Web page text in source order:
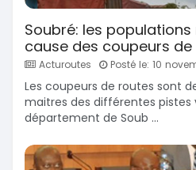
Soubré: les
cause des coupeurs
Acturoutes Posté le: 10
Les coupeurs de routes sont
maitres des différentes pistes
département de Soub ...